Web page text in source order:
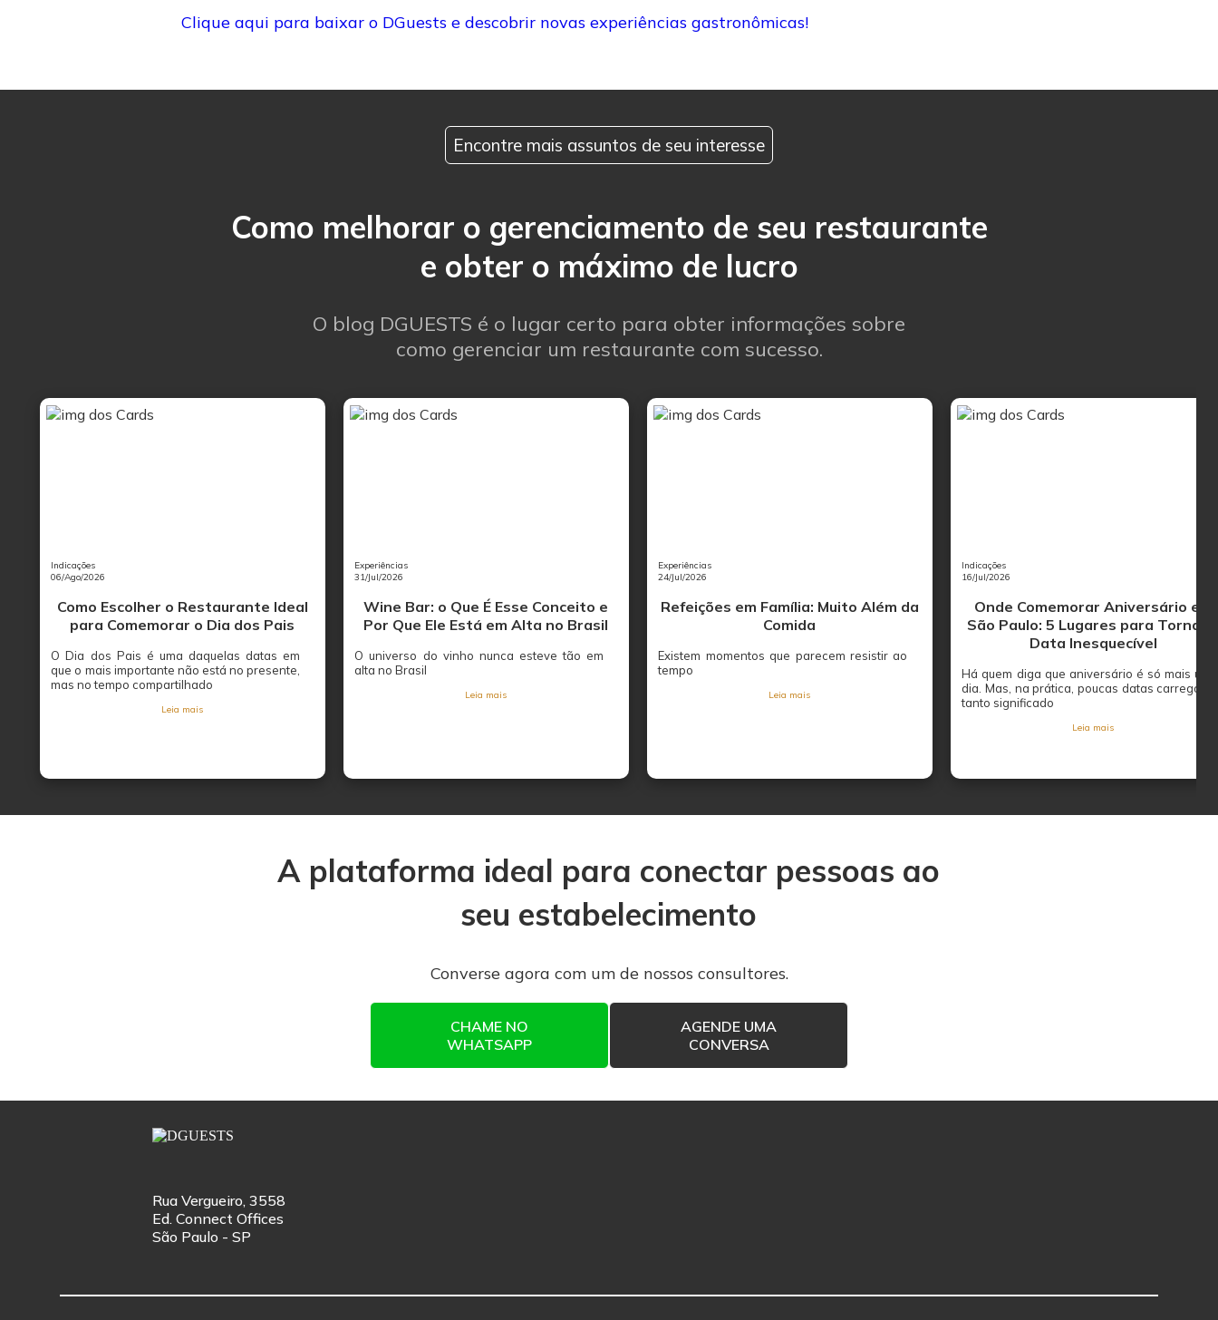
Clique aqui para baixar o DGuests e descobrir novas experiências gastronômicas!
Encontre mais assuntos de seu interesse
Como melhorar o gerenciamento de seu restaurante
e obter o máximo de lucro
O blog DGUESTS é o lugar certo para obter informações sobre
como gerenciar um restaurante com sucesso.
Indicações
06/Ago/2026
Como Escolher o Restaurante Ideal
para Comemorar o Dia dos Pais
O Dia dos Pais é uma daquelas datas em
que o mais importante não está no presente,
mas no tempo compartilhado
Leia mais
Experiências
31/Jul/2026
Wine Bar: o Que É Esse Conceito e
Por Que Ele Está em Alta no Brasil
O universo do vinho nunca esteve tão em
alta no Brasil
Leia mais
Experiências
24/Jul/2026
Refeições em Família: Muito Além da
Comida
Existem momentos que parecem resistir ao
tempo
Leia mais
Indicações
16/Jul/2026
Onde Comemorar Aniversário em
São Paulo: 5 Lugares para Tornar
Data Inesquecível
Há quem diga que aniversário é só mais um
dia. Mas, na prática, poucas datas carregam
tanto significado
Leia mais
A plataforma ideal para conectar pessoas ao
seu estabelecimento
Converse agora com um de nossos consultores.
CHAME NO
WHATSAPP
AGENDE UMA
CONVERSA
Rua Vergueiro, 3558
Ed. Connect Offices
São Paulo - SP